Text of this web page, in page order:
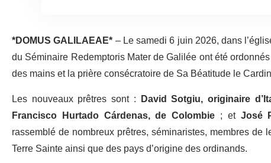
*DOMUS GALILAEAE*– Le samedi 6 juin 2026, dans
du Séminaire Redemptoris Mater de Galilée ont été
des mains et la prière consécratoire de Sa Béatitude le
Les nouveaux prêtres sont : David Sotgiu, originaire
Francisco Hurtado Cárdenas, de Colombie ; et José
rassemblé de nombreux prêtres, séminaristes, membres
Terre Sainte ainsi que des pays d’origine des ordinands.